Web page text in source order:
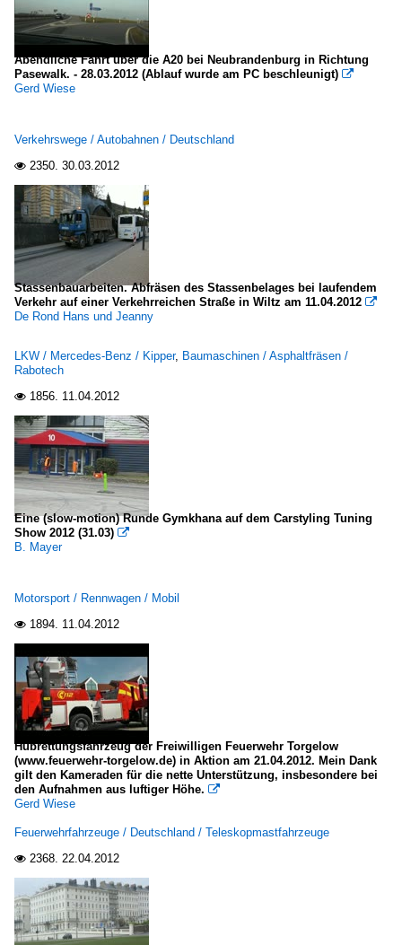
Abendliche Fahrt über die A20 bei Neubrandenburg in Richtung
Pasewalk. - 28.03.2012 (Ablauf wurde am PC beschleunigt) 
Gerd Wiese
Verkehrswege / Autobahnen / Deutschland
 2350. 30.03.2012
Stassenbauarbeiten. Abfräsen des Stassenbelages bei laufendem
Verkehr auf einer Verkehrreichen Straße in Wiltz am 11.04.2012 
De Rond Hans und Jeanny
LKW / Mercedes-Benz / Kipper, Baumaschinen / Asphaltfräsen /
Rabotech
 1856. 11.04.2012
Eine (slow-motion) Runde Gymkhana auf dem Carstyling Tuning
Show 2012 (31.03) 
B. Mayer
Motorsport / Rennwagen / Mobil
 1894. 11.04.2012
Hubrettungsfahrzeug der Freiwilligen Feuerwehr Torgelow
(www.feuerwehr-torgelow.de) in Aktion am 21.04.2012. Mein Dank
gilt den Kameraden für die nette Unterstützung, insbesondere bei
den Aufnahmen aus luftiger Höhe. 
Gerd Wiese
Feuerwehrfahrzeuge / Deutschland / Teleskopmastfahrzeuge
 2368. 22.04.2012